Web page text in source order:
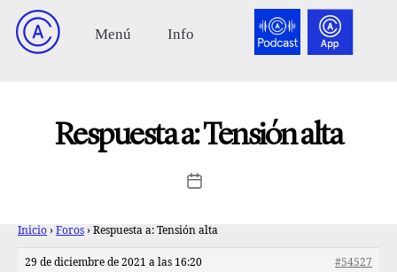
Respuesta a: Tensión alta
Inicio › Foros › Respuesta a: Tensión alta
29 de diciembre de 2021 a las 16:20
#54527